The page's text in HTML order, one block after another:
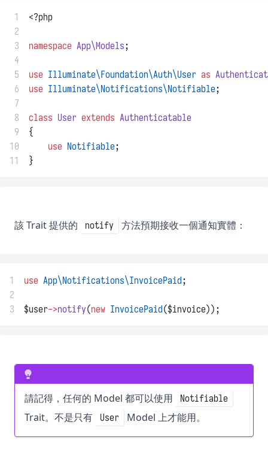
1
<?php
2
3
namespace App\Models;
4
5
use Illuminate\Foundation\Auth\User as
6
use Illuminate\Notifications\Notifiable;
7
8
class User extends Authenticatable
9
{
10
use Notifiable;
11
}
該 Trait 提供的 notify 方法預期接收一個通知實體：
1 use App\Notifications\InvoicePaid;
2
3
$user->notify(new InvoicePaid($invoice));
請記得，任何的 Model 都可以使用 Notifiable
Trait。不是只有 User Model 上才能用。